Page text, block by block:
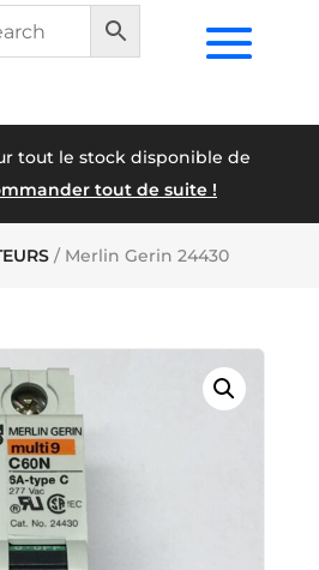
tout le stock disponible de
tout de suite !
/ Merlin Gerin 24430